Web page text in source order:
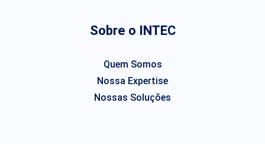
Sobre o INTEC
Quem Somos
Nossa Expertise
Nossas Soluções